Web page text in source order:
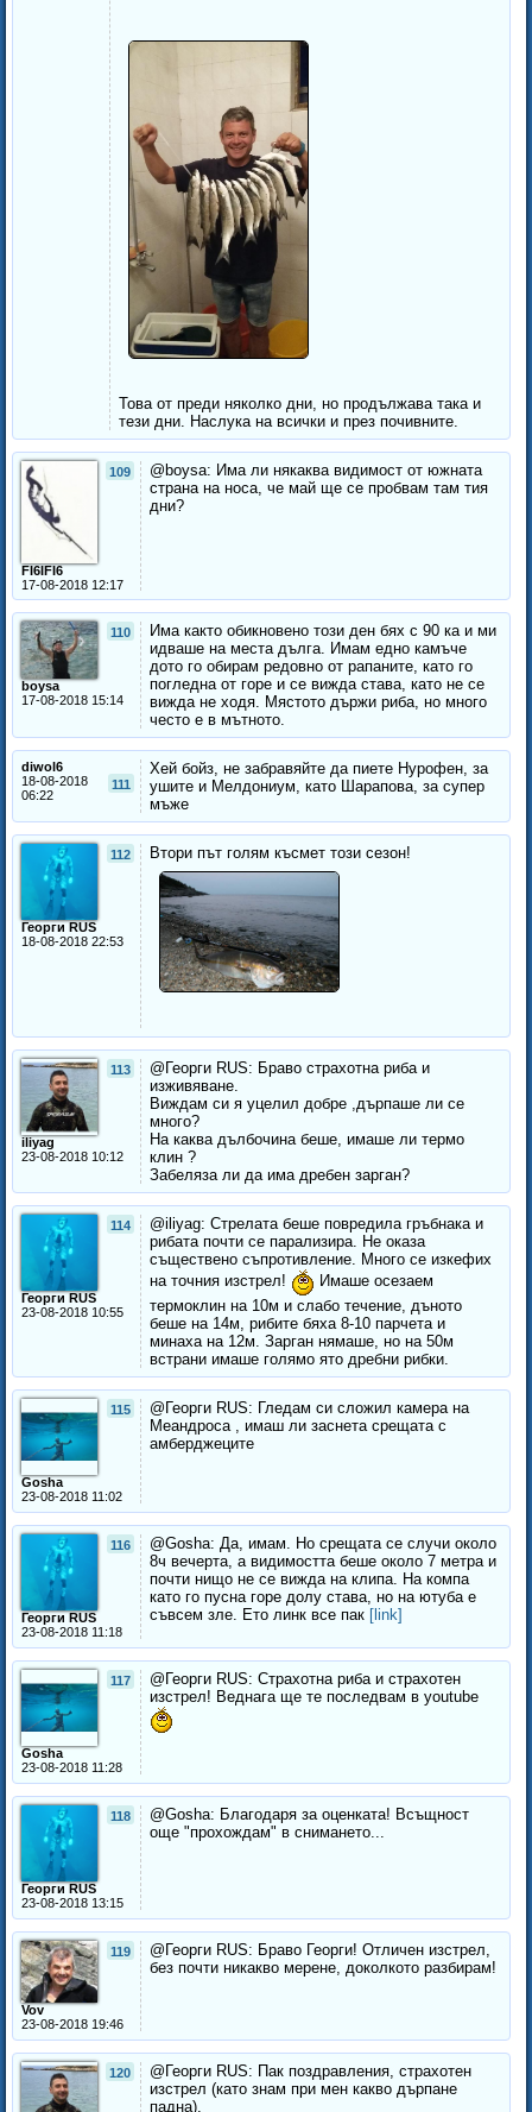
Това от преди няколко дни, но продължава така и
тези дни. Наслука на всички и през почивните.
109
FI6IFI6
17-08-2018 12:17
@boysa: Има ли някаква видимост от южната
страна на носа, че май ще се пробвам там тия
дни?
110
boysa
17-08-2018 15:14
Има както обикновено този ден бях с 90 ка и ми
идваше на места дълга. Имам едно камъче
дото го обирам редовно от рапаните, като го
погледна от горе и се вижда става, като не се
вижда не ходя. Мястото държи риба, но много
често е в мътното.
diwol6
111
18-08-2018
06:22
Хей бойз, не забравяйте да пиете Нурофен, за
ушите и Мелдониум, като Шарапова, за супер
мъже
112
Георги RUS
18-08-2018 22:53
Втори път голям късмет този сезон!
113
iliyag
23-08-2018 10:12
@Георги RUS: Браво страхотна риба и
изживяване.
Виждам си я уцелил добре ,дърпаше ли се
много?
На каква дълбочина беше, имаше ли термо
клин ?
Забеляза ли да има дребен зарган?
114
Георги RUS
23-08-2018 10:55
@iliyag: Стрелата беше повредила гръбнака и
рибата почти се парализира. Не оказа
съществено съпротивление. Много се изкефих
на точния изстрел!
Имаше осезаем
термоклин на 10м и слабо течение, дъното
беше на 14м, рибите бяха 8-10 парчета и
минаха на 12м. Зарган нямаше, но на 50м
встрани имаше голямо ято дребни рибки.
115
Gosha
23-08-2018 11:02
@Георги RUS: Гледам си сложил камера на
Меандроса , имаш ли заснета срещата с
амберджеците
116
Георги RUS
23-08-2018 11:18
@Gosha: Да, имам. Но срещата се случи около
8ч вечерта, а видимостта беше около 7 метра и
почти нищо не се вижда на клипа. На компа
като го пусна горе долу става, но на ютуба е
съвсем зле. Ето линк все пак [link]
117
Gosha
23-08-2018 11:28
@Георги RUS: Страхотна риба и страхотен
изстрел! Веднага ще те последвам в youtube
118
Георги RUS
23-08-2018 13:15
@Gosha: Благодаря за оценката! Всъщност
още "прохождам" в снимането...
119
Vov
23-08-2018 19:46
@Георги RUS: Браво Георги! Отличен изстрел,
без почти никакво мерене, доколкото разбирам!
120
@Георги RUS: Пак поздравления, страхотен
изстрел (като знам при мен какво дърпане
падна).